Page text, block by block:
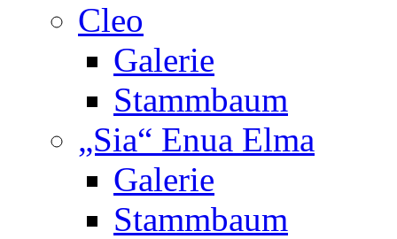
Cleo
Galerie
Stammbaum
„Sia“ Enua Elma
Galerie
Stammbaum